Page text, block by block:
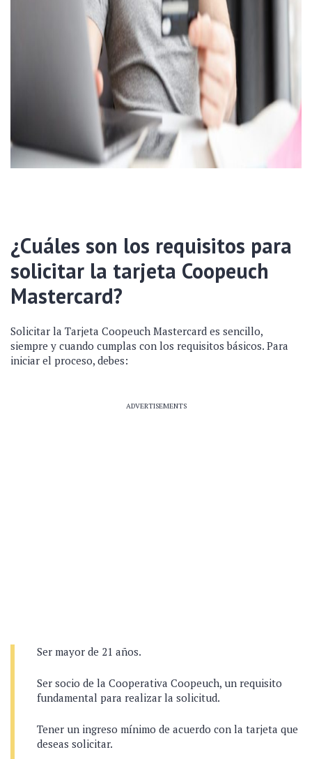
¿Cuáles son los requisitos para
solicitar la tarjeta Coopeuch
Mastercard?
Solicitar la Tarjeta Coopeuch Mastercard es sencillo,
siempre y cuando cumplas con los requisitos básicos. Para
iniciar el proceso, debes:
ADVERTISEMENTS
Ser mayor de 21 años.
Ser socio de la Cooperativa Coopeuch, un requisito
fundamental para realizar la solicitud.
Tener un ingreso mínimo de acuerdo con la tarjeta que
deseas solicitar.